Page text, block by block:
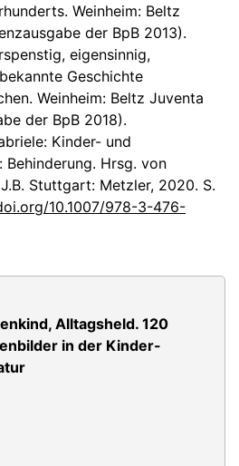
Weinheim: Beltz
der BpB 2013).
eigensinnig,
Geschichte
Weinheim: Beltz Juventa
der BpB 2018).
Kinder- und
Behinderung. Hrsg. von
Stuttgart: Metzler, 2020. S.
10.1007/978-3-476-
Alltagsheld. 120
in der Kinder-